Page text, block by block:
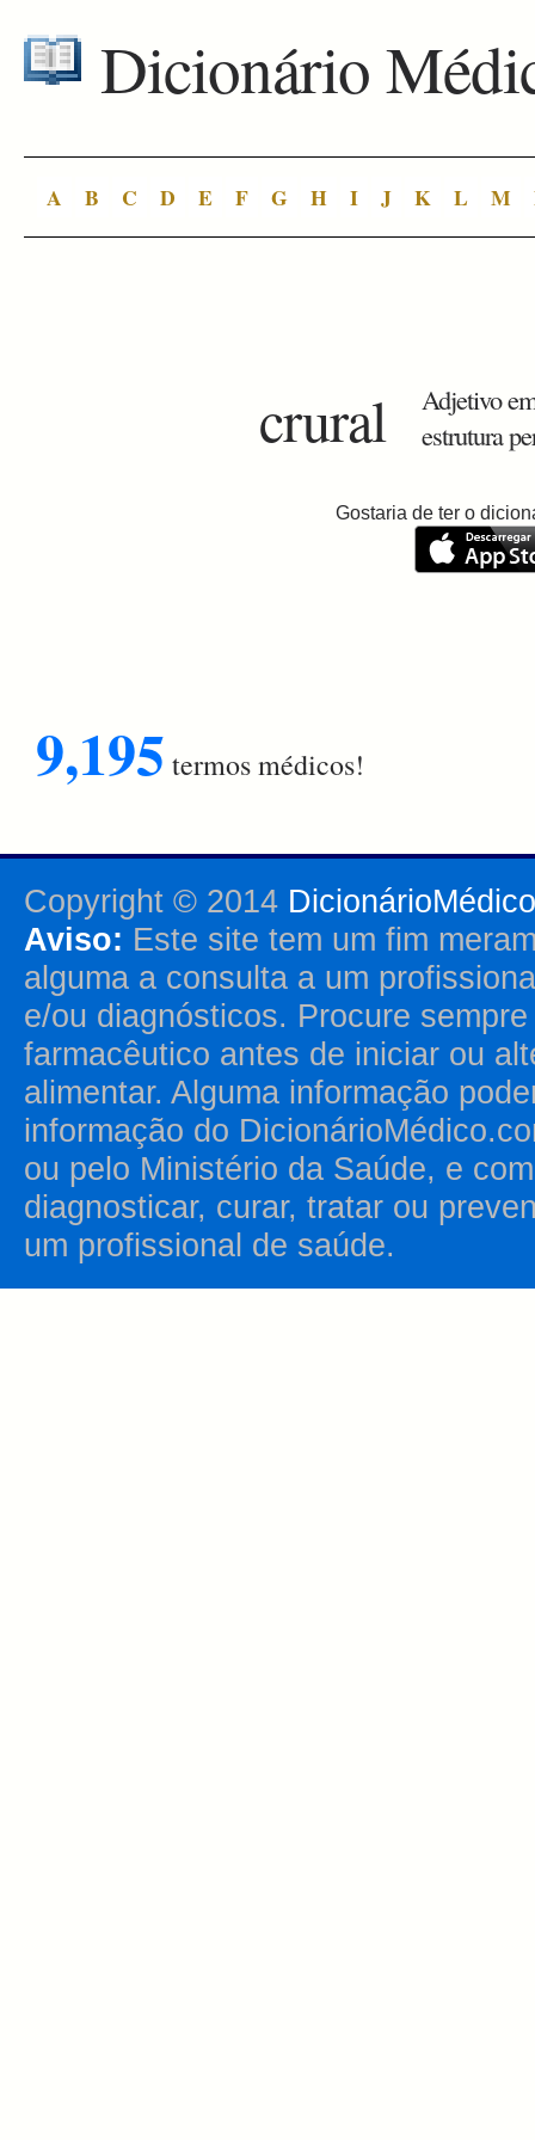
Dicionário
A B C D E F G H I J K L M
crural
Adjetivo
estrutura
Gostaria de ter o
9,195 termos médicos!
Copyright © 2014
Aviso: Este site tem um fim
alguma a consulta a um
e/ou diagnósticos. Procure
farmacêutico antes de iniciar ou
alimentar. Alguma informação
informação do
ou pelo Ministério da Saúde, e
diagnosticar, curar, tratar ou
um profissional de saúde.